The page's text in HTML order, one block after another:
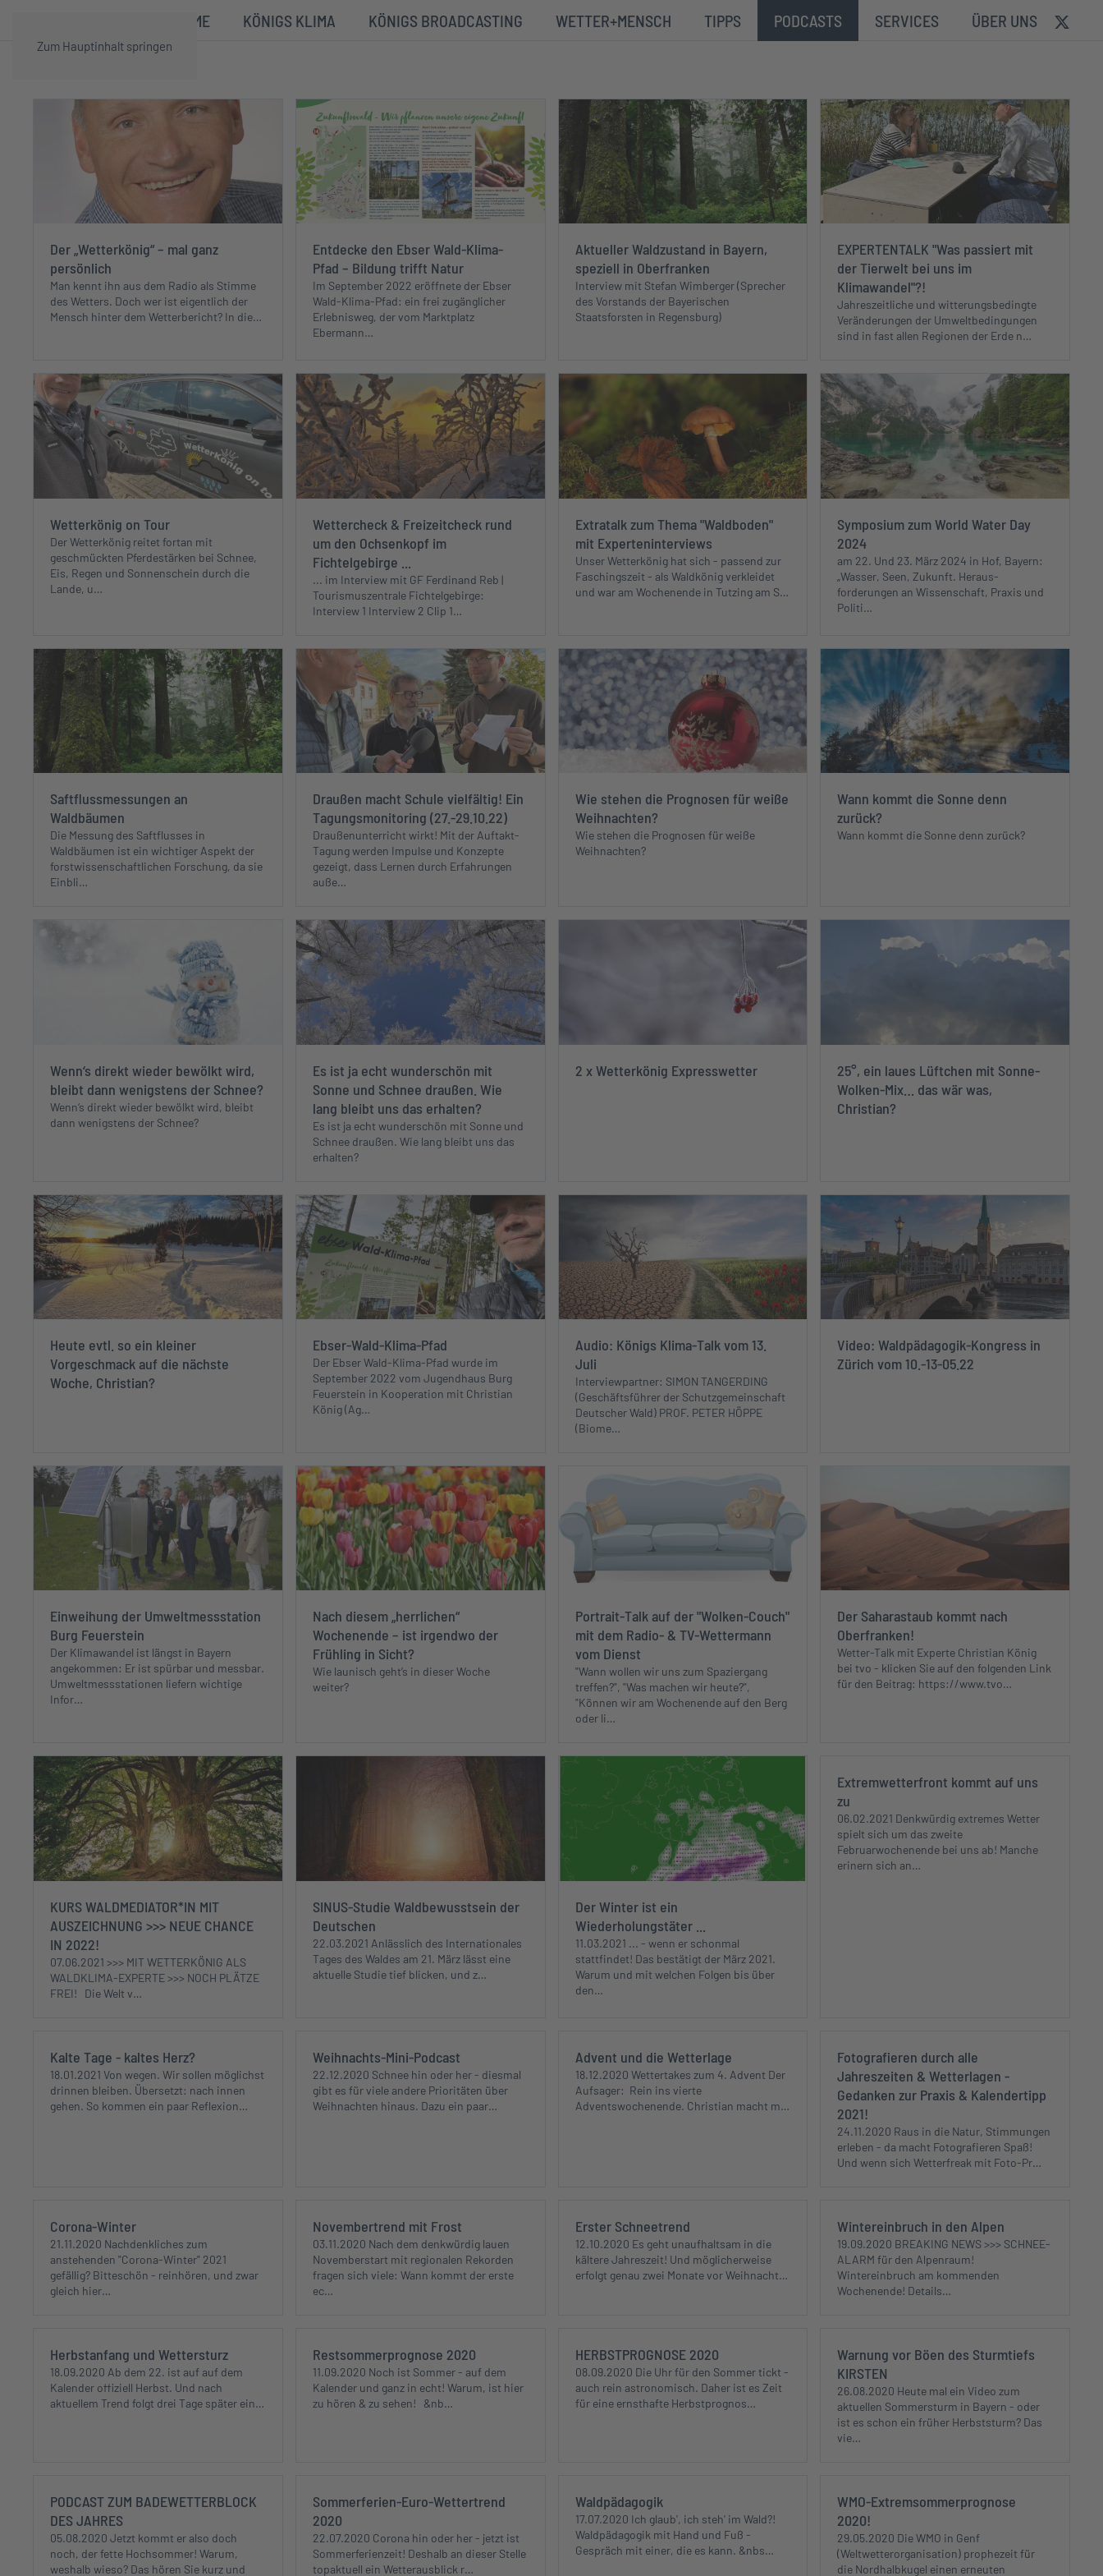
Zum Hauptinhalt springen
HOME KÖNIGS KLIMA KÖNIGS BROADCASTING WETTER+MENSCH TIPPS PODCASTS SERVICES ÜBER UNS
Der „Wetterkönig“ – mal ganz
persönlich
Man kennt ihn aus dem Radio als Stimme
des Wetters. Doch wer ist eigentlich der
Mensch hinter dem Wetterbericht? In die…
Entdecke den Ebser Wald-Klima-
Pfad – Bildung trifft Natur
Im September 2022 eröffnete der Ebser
Wald-Klima-Pfad: ein frei zugänglicher
Erlebnisweg, der vom Marktplatz
Ebermann…
Aktueller Waldzustand in Bayern,
speziell in Oberfranken
Interview mit Stefan Wimberger (Sprecher
des Vorstands der Bayerischen
Staatsforsten in Regensburg)
EXPERTENTALK "Was passiert mit
der Tierwelt bei uns im
Klimawandel"?!
Jahreszeitliche und witterungsbedingte
Veränderungen der Umweltbedingungen
sind in fast allen Regionen der Erde n…
Wetterkönig on Tour
Der Wetterkönig reitet fortan mit
geschmückten Pferdestärken bei Schnee,
Eis, Regen und Sonnenschein durch die
Lande, u…
Wettercheck & Freizeitcheck rund
um den Ochsenkopf im
Fichtelgebirge ...
... im Interview mit GF Ferdinand Reb |
Tourismuszentrale Fichtelgebirge:
Interview 1 Interview 2 Clip 1…
Extratalk zum Thema "Waldboden"
mit Experteninterviews
Unser Wetterkönig hat sich - passend zur
Faschingszeit - als Waldkönig verkleidet
und war am Wochenende in Tutzing am S…
Symposium zum World Water Day
2024
am 22. Und 23. März 2024 in Hof, Bayern:
„Wasser, Seen, Zukunft. Heraus­
forderungen an Wissen­schaft, Praxis und
Politi…
Saftflussmessungen an
Waldbäumen
Die Messung des Saftflusses in
Waldbäumen ist ein wichtiger Aspekt der
forstwissenschaftlichen Forschung, da sie
Einbli…
Draußen macht Schule vielfältig! Ein
Tagungsmonitoring (27.-29.10.22)
Draußenunterricht wirkt! Mit der Auftakt-
Tagung werden Impulse und Konzepte
gezeigt, dass Lernen durch Erfahrungen
auße…
Wie stehen die Prognosen für weiße
Weihnachten?
Wie stehen die Prognosen für weiße
Weihnachten?
Wann kommt die Sonne denn
zurück?
Wann kommt die Sonne denn zurück?
Wenn‘s direkt wieder bewölkt wird,
bleibt dann wenigstens der Schnee?
Wenn‘s direkt wieder bewölkt wird, bleibt
dann wenigstens der Schnee?
Es ist ja echt wunderschön mit
Sonne und Schnee draußen. Wie
lang bleibt uns das erhalten?
Es ist ja echt wunderschön mit Sonne und
Schnee draußen. Wie lang bleibt uns das
erhalten?
2 x Wetterkönig Expresswetter
25°, ein laues Lüftchen mit Sonne-
Wolken-Mix… das wär was,
Christian?
Heute evtl. so ein kleiner
Vorgeschmack auf die nächste
Woche, Christian?
Ebser-Wald-Klima-Pfad
Der Ebser Wald-Klima-Pfad wurde im
September 2022 vom Jugendhaus Burg
Feuerstein in Kooperation mit Christian
König (Ag…
Audio: Königs Klima-Talk vom 13.
Juli
Interviewpartner: SIMON TANGERDING
(Geschäftsführer der Schutzgemeinschaft
Deutscher Wald) PROF. PETER HÖPPE
(Biome…
Video: Waldpädagogik-Kongress in
Zürich vom 10.-13-05.22
Einweihung der Umweltmessstation
Burg Feuerstein
Der Klimawandel ist längst in Bayern
angekommen: Er ist spürbar und messbar.
Umweltmessstationen liefern wichtige
Infor…
Nach diesem „herrlichen“
Wochenende – ist irgendwo der
Frühling in Sicht?
Wie launisch geht’s in dieser Woche
weiter?
Portrait-Talk auf der "Wolken-Couch"
mit dem Radio- & TV-Wettermann
vom Dienst
"Wann wollen wir uns zum Spaziergang
treffen?", "Was machen wir heute?",
"Können wir am Wochenende auf den Berg
oder li…
Der Saharastaub kommt nach
Oberfranken!
Wetter-Talk mit Experte Christian König
bei tvo - klicken Sie auf den folgenden Link
für den Beitrag: https://www.tvo…
KURS WALDMEDIATOR*IN MIT
AUSZEICHNUNG >>> NEUE CHANCE
IN 2022!
07.06.2021 >>> MIT WETTERKÖNIG ALS
WALDKLIMA-EXPERTE >>> NOCH PLÄTZE
FREI! Die Welt v…
SINUS-Studie Waldbewusstsein der
Deutschen
22.03.2021 Anlässlich des Internationales
Tages des Waldes am 21. März lässt eine
aktuelle Studie tief blicken, und z…
Der Winter ist ein
Wiederholungstäter ...
11.03.2021 ... - wenn er schonmal
stattfindet! Das bestätigt der März 2021.
Warum und mit welchen Folgen bis über
den…
Extremwetterfront kommt auf uns
zu
06.02.2021 Denkwürdig extremes Wetter
spielt sich um das zweite
Februarwochenende bei uns ab! Manche
erinern sich an…
Kalte Tage - kaltes Herz?
18.01.2021 Von wegen. Wir sollen möglichst
drinnen bleiben. Übersetzt: nach innen
gehen. So kommen ein paar Reflexion…
Weihnachts-Mini-Podcast
22.12.2020 Schnee hin oder her - diesmal
gibt es für viele andere Prioritäten über
Weihnachten hinaus. Dazu ein paar…
Advent und die Wetterlage
18.12.2020 Wettertakes zum 4. Advent Der
Aufsager: Rein ins vierte
Adventswochenende. Christian macht m…
Fotografieren durch alle
Jahreszeiten & Wetterlagen -
Gedanken zur Praxis & Kalendertipp
2021!
24.11.2020 Raus in die Natur, Stimmungen
erleben - da macht Fotografieren Spaß!
Und wenn sich Wetterfreak mit Foto-Pr…
Corona-Winter
21.11.2020 Nachdenkliches zum
anstehenden "Corona-Winter" 2021
gefällig? Bitteschön - reinhören, und zwar
gleich hier…
Novembertrend mit Frost
03.11.2020 Nach dem denkwürdig lauen
Novemberstart mit regionalen Rekorden
fragen sich viele: Wann kommt der erste
ec…
Erster Schneetrend
12.10.2020 Es geht unaufhaltsam in die
kältere Jahreszeit! Und möglicherweise
erfolgt genau zwei Monate vor Weihnacht…
Wintereinbruch in den Alpen
19.09.2020 BREAKING NEWS >>> SCHNEE-
ALARM für den Alpenraum!
Wintereinbruch am kommenden
Wochenende! Details…
Herbstanfang und Wettersturz
18.09.2020 Ab dem 22. ist auf auf dem
Kalender offiziell Herbst. Und nach
aktuellem Trend folgt drei Tage später ein…
Restsommerprognose 2020
11.09.2020 Noch ist Sommer - auf dem
Kalender und ganz in echt! Warum, ist hier
zu hören & zu sehen! &nb…
HERBSTPROGNOSE 2020
08.09.2020 Die Uhr für den Sommer tickt -
auch rein astronomisch. Daher ist es Zeit
für eine ernsthafte Herbstprognos…
Warnung vor Böen des Sturmtiefs
KIRSTEN
26.08.2020 Heute mal ein Video zum
aktuellen Sommersturm in Bayern - oder
ist es schon ein früher Herbststurm? Das
vie…
PODCAST ZUM BADEWETTERBLOCK
DES JAHRES
05.08.2020 Jetzt kommt er also doch
noch, der fette Hochsommer! Warum,
weshalb wieso? Das hören Sie kurz und
Sommerferien-Euro-Wettertrend
2020
22.07.2020 Corona hin oder her - jetzt ist
Sommerferienzeit! Deshalb an dieser Stelle
topaktuell ein Wetterausblick r…
Waldpädagogik
17.07.2020 Ich glaub', ich steh' im Wald?!
Waldpädagogik mit Hand und Fuß -
Gespräch mit einer, die es kann. &nbs…
WMO-Extremsommerprognose
2020!
29.05.2020 Die WMO in Genf
(Weltwetterorganisation) prophezeit für
die Nordhalbkugel einen erneuten